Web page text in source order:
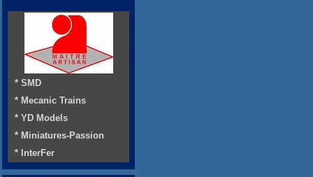
* SMD
* Mecanic Trains
* YD Models
* Miniatures-Passion
* InterFer